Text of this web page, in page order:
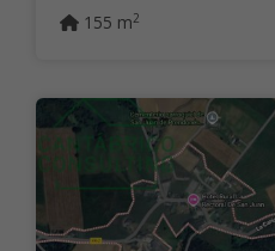
155 m2